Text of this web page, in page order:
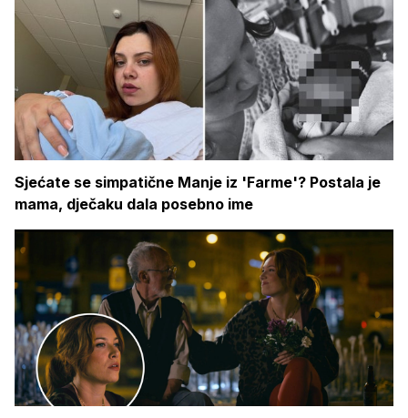
Sjećate se simpatične Manje iz 'Farme'? Postala je
mama, dječaku dala posebno ime